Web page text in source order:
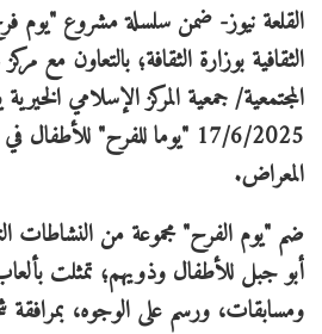
القلعة نيوز- ضمن سلسلة مشروع "يوم
الثقافية بوزارة الثقافة؛ بالتعاون مع
المجتمعية/ جمعية المركز الإسلامي الخيرية
17/6/2025 "يوما للفرح"
المعراض.
ضم "يوم الفرح" مجموعة من النشاطات
أبو جبل للأطفال وذويهم؛ تمثلت
ومسابقات، ورسم على الوجوه،